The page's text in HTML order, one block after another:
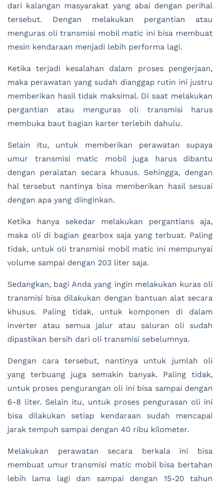
dari kalangan masyarakat yang abai dengan perihal
tersebut. Dengan melakukan pergantian atau
menguras oli transmisi mobil matic ini bisa membuat
mesin kendaraan menjadi lebih performa lagi.
Ketika terjadi kesalahan dalam proses pengerjaan,
maka perawatan yang sudah dianggap rutin ini justru
memberikan hasil tidak maksimal. Di saat melakukan
pergantian atau menguras oli transmisi harus
membuka baut bagian karter terlebih dahulu.
Selain itu, untuk memberikan perawatan supaya
umur transmisi matic mobil juga harus dibantu
dengan peralatan secara khusus. Sehingga, dengan
hal tersebut nantinya bisa memberikan hasil sesuai
dengan apa yang diinginkan.
Ketika hanya sekedar melakukan pergantians aja,
maka oli di bagian gearbox saja yang terbuat. Paling
tidak, untuk oli transmisi mobil matic ini mempunyai
volume sampai dengan 203 liter saja.
Sedangkan, bagi Anda yang ingin melakukan kuras oli
transmisi bisa dilakukan dengan bantuan alat secara
khusus. Paling tidak, untuk komponen di dalam
inverter atau semua jalur atau saluran oli sudah
dipastikan bersih dari oli transmisi sebelumnya.
Dengan cara tersebut, nantinya untuk jumlah oli
yang terbuang juga semakin banyak. Paling tidak,
untuk proses pengurangan oli ini bisa sampai dengan
6-8 liter. Selain itu, untuk proses pengurasan oli ini
bisa dilakukan setiap kendaraan sudah mencapai
jarak tempuh sampai dengan 40 ribu kilometer.
Melakukan perawatan secara berkala ini bisa
membuat umur transmisi matic mobil bisa bertahan
lebih lama lagi dan sampai dengan 15-20 tahun